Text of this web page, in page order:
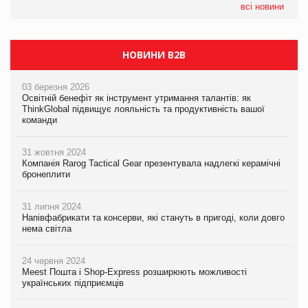
всі новини
EVA.UA запустила кампанію «Хто б знав» про асортимент,
НОВИНИ B2B
03 березня 2026
Освітній бенефіт як інструмент утримання талантів: як
ThinkGlobal підвищує лояльність та продуктивність вашої
команди
31 жовтня 2024
Компанія Rarog Tactical Gear презентувала надлегкі керамічні
бронеплити
31 липня 2024
Напівфабрикати та консерви, які стануть в пригоді, коли довго
нема світла
24 червня 2024
Meest Пошта і Shop-Express розширюють можливості
українських підприємців